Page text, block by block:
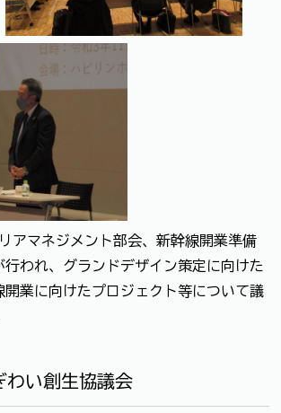
アマネジメント部会、新幹線開業準備
われ、グランドデザイン策定に向けた
開業に向けたプロジェクト等について議
わい創生協議会